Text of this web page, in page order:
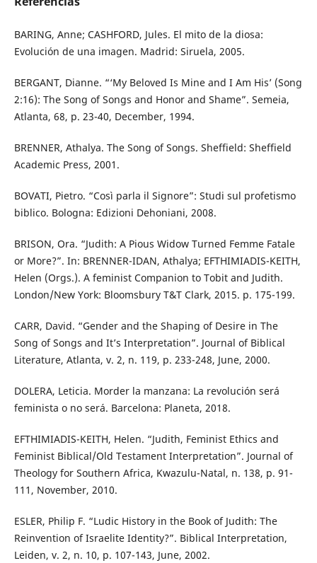
BARING, Anne; CASHFORD, Jules. El mito de la diosa:
Evolución de una imagen. Madrid: Siruela, 2005.
BERGANT, Dianne. “‘My Beloved Is Mine and I Am His’ (Song
2:16): The Song of Songs and Honor and Shame”. Semeia,
Atlanta, 68, p. 23-40, December, 1994.
BRENNER, Athalya. The Song of Songs. Sheffield: Sheffield
Academic Press, 2001.
BOVATI, Pietro. “Così parla il Signore”: Studi sul profetismo
biblico. Bologna: Edizioni Dehoniani, 2008.
BRISON, Ora. “Judith: A Pious Widow Turned Femme Fatale
or More?”. In: BRENNER-IDAN, Athalya; EFTHIMIADIS-KEITH,
Helen (Orgs.). A feminist Companion to Tobit and Judith.
London/New York: Bloomsbury T&T Clark, 2015. p. 175-199.
CARR, David. “Gender and the Shaping of Desire in The
Song of Songs and It’s Interpretation”. Journal of Biblical
Literature, Atlanta, v. 2, n. 119, p. 233-248, June, 2000.
DOLERA, Leticia. Morder la manzana: La revolución será
feminista o no será. Barcelona: Planeta, 2018.
EFTHIMIADIS-KEITH, Helen. “Judith, Feminist Ethics and
Feminist Biblical/Old Testament Interpretation”. Journal of
Theology for Southern Africa, Kwazulu-Natal, n. 138, p. 91-
111, November, 2010.
ESLER, Philip F. “Ludic History in the Book of Judith: The
Reinvention of Israelite Identity?”. Biblical Interpretation,
Leiden, v. 2, n. 10, p. 107-143, June, 2002.